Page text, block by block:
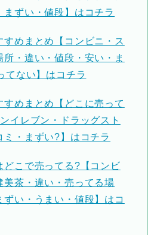
まずい・値段】はコチラ
すめまとめ【コンビニ・ス
・違い・値段・安い・ま
てない】はコチラ
すめまとめ【どこに売って
イレブン・ドラッグスト
ミ・まずい?】はコチラ
どこで売ってる?【コンビ
美茶・違い・売ってる場
ずい・うまい・値段】はコ